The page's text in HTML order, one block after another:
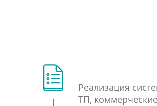
Реализация
ТП,